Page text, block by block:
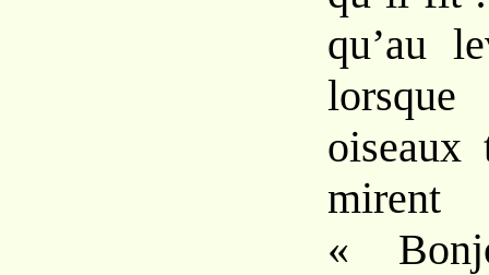
qu’au
oiseaux
mirent
«